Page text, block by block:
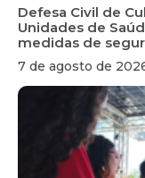
Defesa Civil de
Unidades de
medidas de
7 de agosto de